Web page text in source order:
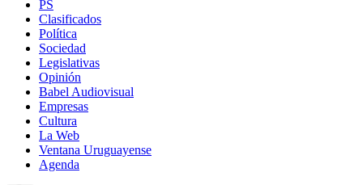
PS
Clasificados
Política
Sociedad
Legislativas
Opinión
Babel Audiovisual
Empresas
Cultura
La Web
Ventana Uruguayense
Agenda